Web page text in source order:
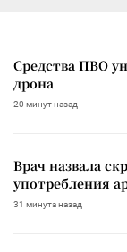
Средства ПВО
дрона
20 минут назад
Врач назвала
употребления
31 минута назад